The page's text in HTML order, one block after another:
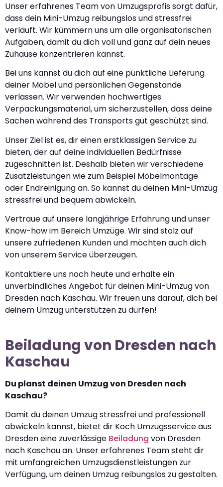
Unser erfahrenes Team von Umzugsprofis sorgt dafür,
dass dein Mini-Umzug reibungslos und stressfrei
verläuft. Wir kümmern uns um alle organisatorischen
Aufgaben, damit du dich voll und ganz auf dein neues
Zuhause konzentrieren kannst.
Bei uns kannst du dich auf eine pünktliche Lieferung
deiner Möbel und persönlichen Gegenstände
verlassen. Wir verwenden hochwertiges
Verpackungsmaterial, um sicherzustellen, dass deine
Sachen während des Transports gut geschützt sind.
Unser Ziel ist es, dir einen erstklassigen Service zu
bieten, der auf deine individuellen Bedürfnisse
zugeschnitten ist. Deshalb bieten wir verschiedene
Zusatzleistungen wie zum Beispiel Möbelmontage
oder Endreinigung an. So kannst du deinen Mini-Umzug
stressfrei und bequem abwickeln.
Vertraue auf unsere langjährige Erfahrung und unser
Know-how im Bereich Umzüge. Wir sind stolz auf
unsere zufriedenen Kunden und möchten auch dich
von unserem Service überzeugen.
Kontaktiere uns noch heute und erhalte ein
unverbindliches Angebot für deinen Mini-Umzug von
Dresden nach Kaschau. Wir freuen uns darauf, dich bei
deinem Umzug unterstützen zu dürfen!
Beiladung von Dresden nach
Kaschau
Du planst deinen Umzug von Dresden nach
Kaschau?
Damit du deinen Umzug stressfrei und professionell
abwickeln kannst, bietet dir Koch Umzugsservice aus
Dresden eine zuverlässige Beiladung von Dresden
nach Kaschau an. Unser erfahrenes Team steht dir
mit umfangreichen Umzugsdienstleistungen zur
Verfügung, um deinen Umzug reibungslos zu gestalten.